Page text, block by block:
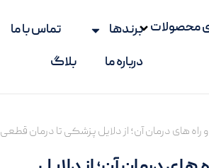
محصولات برندها
تماس با ما
درباره ما
بلاگ
های درمان آن؛ از دلایل پزشکی تا درمان قطعی